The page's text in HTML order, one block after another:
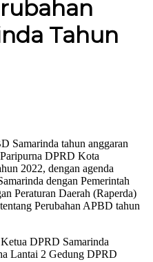
Tahun
Samarinda tahun anggaran
DPRD Kota
2022, dengan agenda
dengan Pemerintah
Peraturan Daerah (Raperda)
Perubahan APBD tahun
DPRD Samarinda
Lantai 2 Gedung DPRD